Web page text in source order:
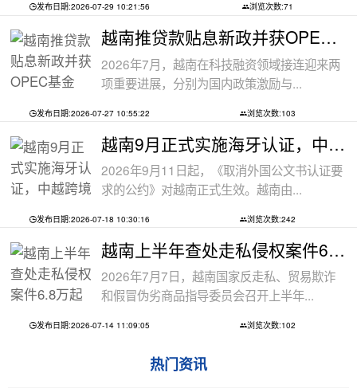
发布日期:2026-07-29 10:21:56 浏览次数:71
越南推贷款贴息新政并获OPEC基金5000万美
2026年7月，越南在科技融资领域接连迎来两
项重要进展，分别为国内政策激励与...
发布日期:2026-07-27 10:55:22 浏览次数:103
越南9月正式实施海牙认证，中越跨境文件
2026年9月11日起，《取消外国公文书认证要
求的公约》对越南正式生效。越南由...
发布日期:2026-07-18 10:30:16 浏览次数:242
越南上半年查处走私侵权案件6.8万起
2026年7月7日，越南国家反走私、贸易欺诈
和假冒伪劣商品指导委员会召开上半年...
发布日期:2026-07-14 11:09:05 浏览次数:102
热门资讯